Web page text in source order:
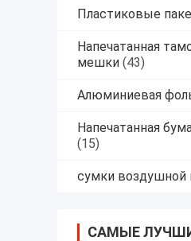
Пластиковые
Напечатанная
мешки (43)
Алюминиевая
Напечатанная
(15)
сумки воздушной
САМЫЕ